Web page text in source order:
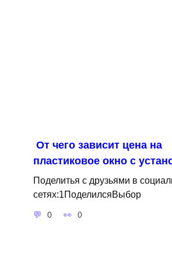
От чего зависит цена на
пластиковое окно с
Поделитья с друзьями в
сетях:1ПоделилсяВыбор
0 0